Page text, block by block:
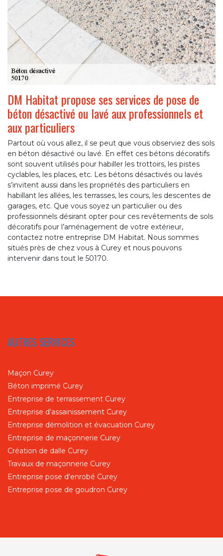
DM Habitat propose ses services de pose de
béton désactivé ou lavé aux professionnels et
aux particuliers
Partout où vous allez, il se peut que vous observiez des sols
en béton désactivé ou lavé. En effet ces bétons décoratifs
sont souvent utilisés pour habiller les trottoirs, les pistes
cyclables, les places, etc. Les bétons désactivés ou lavés
s’invitent aussi dans les propriétés des particuliers en
habillant les allées, les terrasses, les cours, les descentes de
garages, etc. Que vous soyez un particulier ou des
professionnels désirant opter pour ces revêtements de sols
décoratifs pour l’aménagement de votre extérieur,
contactez notre entreprise DM Habitat. Nous sommes
situés près de chez vous à Curey et nous pouvons
intervenir dans tout le 50170.
AUTRES SERVICES
Maçon Curey
Béton imprimé Curey
Entreprise de terrassement Curey
Entreprise d'assainissement Curey
Entreprise démolition et évacuation Curey
Entreprise de maçonnerie Curey
Création de dalle Curey
Travaux de maçonnerie Curey
Entreprise pose d'enrobé Curey
Entreprise pose de goudron Curey